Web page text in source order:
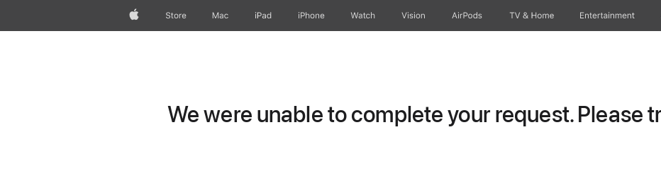
AppleStore Mac iPad iPhone Watch Vision AirPods TV & Home Entertainment
We were unable to complete your request. Please